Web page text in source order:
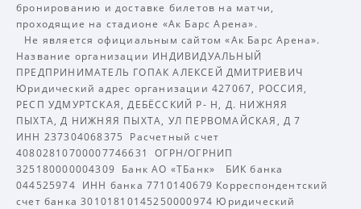
бронированию и доставке билетов на матчи,
проходящие на стадионе «Ак Барс Арена».
Не является официальным сайтом «Ак Барс Арена».
Название организации ИНДИВИДУАЛЬНЫЙ
ПРЕДПРИНИМАТЕЛЬ ГОПАК АЛЕКСЕЙ ДМИТРИЕВИЧ
Юридический адрес организации 427067, РОССИЯ,
РЕСП УДМУРТСКАЯ, ДЕБЁССКИЙ Р- Н, Д. НИЖНЯЯ
ПЫХТА, Д НИЖНЯЯ ПЫХТА, УЛ ПЕРВОМАЙСКАЯ, Д 7
ИНН 237304068375 Расчетный счет
40802810700007746631 ОГРН/ОГРНИП
325180000004309 Банк АО «ТБанк» БИК банка
044525974 ИНН банка 7710140679 Корреспондентский
счет банка 30101810145250000974 Юридический